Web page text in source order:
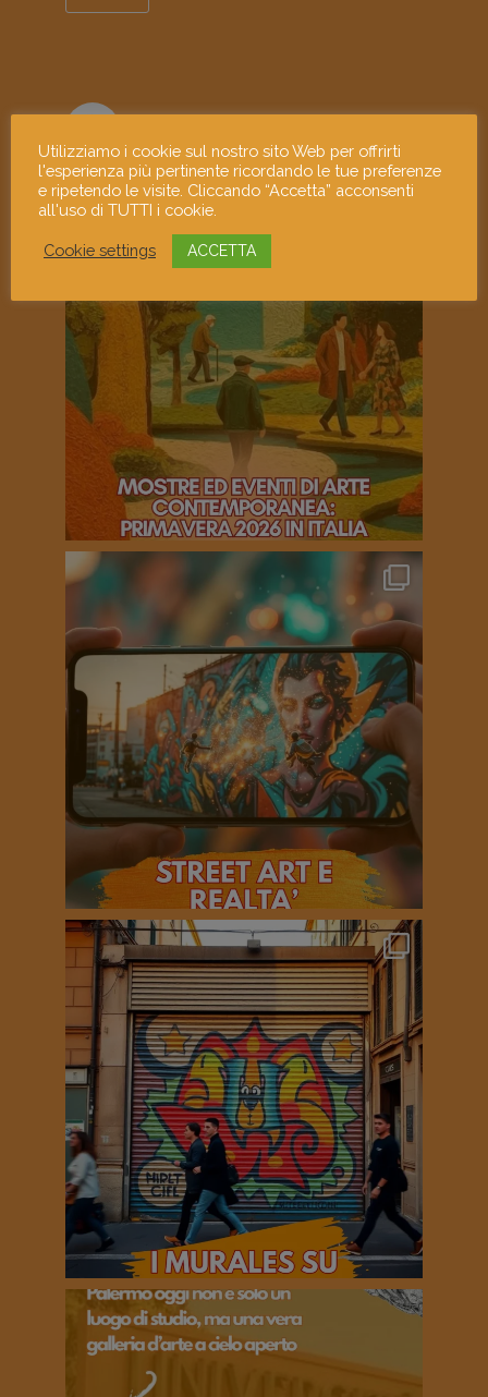
Utilizziamo i cookie sul nostro sito Web per offrirti
l'esperienza più pertinente ricordando le tue preferenze
e ripetendo le visite. Cliccando “Accetta” acconsenti
all'uso di TUTTI i cookie.
Cookie settings ACCETTA